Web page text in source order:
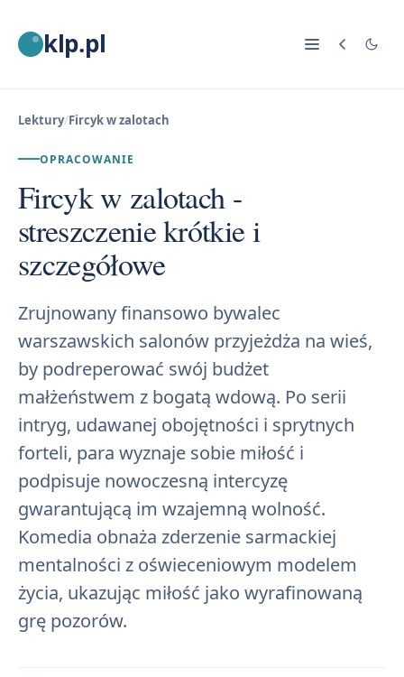
klp.pl
Lektury/Fircyk w zalotach
OPRACOWANIE
Fircyk w zalotach -
streszczenie krótkie i
szczegółowe
Zrujnowany finansowo bywalec
warszawskich salonów przyjeżdża na wieś,
by podreperować swój budżet
małżeństwem z bogatą wdową. Po serii
intryg, udawanej obojętności i sprytnych
forteli, para wyznaje sobie miłość i
podpisuje nowoczesną intercyzę
gwarantującą im wzajemną wolność.
Komedia obnaża zderzenie sarmackiej
mentalności z oświeceniowym modelem
życia, ukazując miłość jako wyrafinowaną
grę pozorów.